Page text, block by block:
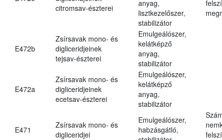
citromsav-észterei
anyag,
lisztkezelőszer,
stabilizátor
E472b
Zsírsavak mono- és
digliceridjeinek
tejsav-észterei
Emulgeálószer,
kelátképző
anyag,
stabilizátor
E472a
Zsírsavak mono- és
digliceridjeinek
ecetsav-észterei
Emulgeálószer,
kelátképző
anyag,
stabilizátor
E471
Zsírsavak mono- és
digliceridjei
Emulgeálószer,
habzásgátló,